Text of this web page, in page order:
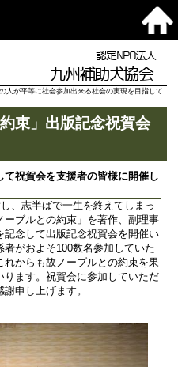
認定NPO法人
九州補助犬協会
人が平等に社会参加出来る社会の実現を目指して
束」出版記念祝賀会
て祝賀会を支援者の皆様に開催し
、志半ばで一生を終えてしまっ
ブルとの約束」を著作、副理事
念して出版記念祝賀会を開催い
がおよそ100数名参加していた
からも故ノーブルとの約束を果
ます。祝賀会に参加していただ
申し上げます。